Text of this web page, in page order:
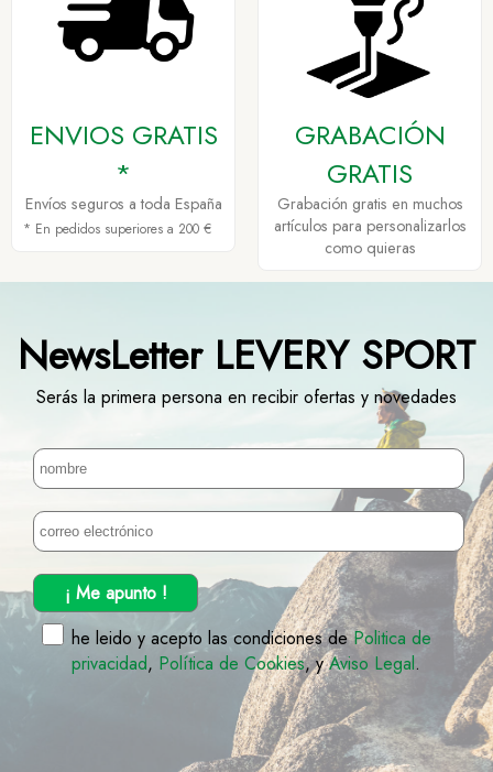
ENVIOS GRATIS
*
Envíos seguros a toda España
* En pedidos superiores a 200 €
GRABACIÓN
GRATIS
Grabación gratis en muchos
artículos para personalizarlos
como quieras
NewsLetter LEVERY SPORT
Serás la primera persona en recibir ofertas y novedades
¡ Me apunto !
he leido y acepto las condiciones dePolitica de
privacidad, Política de Cookies, yAviso Legal.